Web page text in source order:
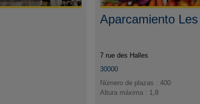
Aparcamiento
7 rue des Halles
30000
Número de plazas : 400
Altura máxima : 1,8